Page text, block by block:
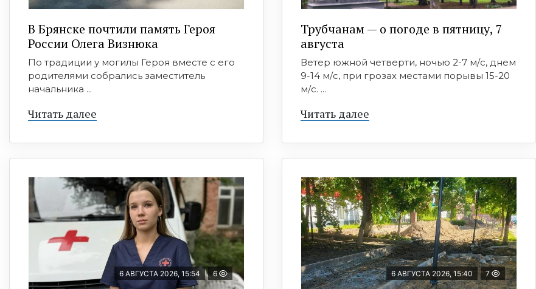
В Брянске почтили память Героя
России Олега Визнюка
По традиции у могилы Героя вместе с его
родителями собрались заместитель
начальника ...
Читать далее
Трубчанам — о погоде в пятницу, 7
августа
Ветер южной четверти, ночью 2-7 м/с, днем
9-14 м/с, при грозах местами порывы 15-20
м/с. ...
Читать далее
6 АВГУСТА 2026, 15:54 6 6 АВГУСТА 2026, 15:40 7